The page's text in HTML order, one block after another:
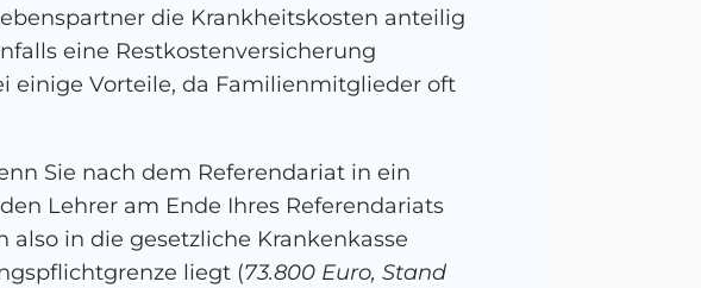
die Krankheitskosten anteilig
eine Restkostenversicherung
einige Vorteile, da Familienmitglieder oft
Sie nach dem Referendariat in ein
Lehrer am Ende Ihres Referendariats
in die gesetzliche Krankenkasse
liegt (73.800 Euro, Stand